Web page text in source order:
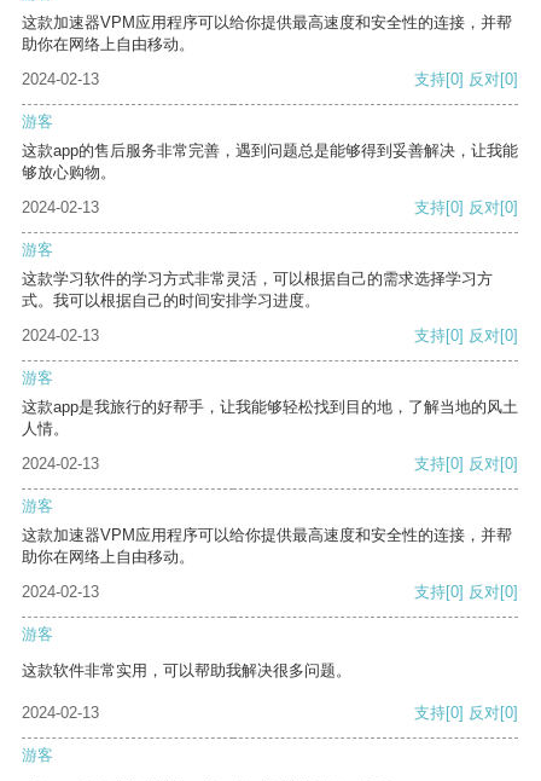
这款加速器VPM应用程序可以给你提供最高速度和安全性的连接，并帮
助你在网络上自由移动。
2024-02-13
支持[0] 反对[0]
游客
这款app的售后服务非常完善，遇到问题总是能够得到妥善解决，让我能
够放心购物。
2024-02-13
支持[0] 反对[0]
游客
这款学习软件的学习方式非常灵活，可以根据自己的需求选择学习方
式。我可以根据自己的时间安排学习进度。
2024-02-13
支持[0] 反对[0]
游客
这款app是我旅行的好帮手，让我能够轻松找到目的地，了解当地的风土
人情。
2024-02-13
支持[0] 反对[0]
游客
这款加速器VPM应用程序可以给你提供最高速度和安全性的连接，并帮
助你在网络上自由移动。
2024-02-13
支持[0] 反对[0]
游客
这款软件非常实用，可以帮助我解决很多问题。
2024-02-13 支持[0] 反对[0]
游客